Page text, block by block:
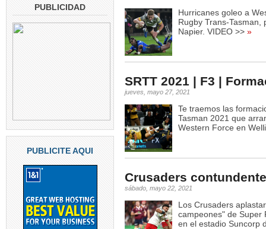
PUBLICIDAD
PUBLICITE AQUI
Hurricanes goleo a
Rugby Trans-
Napier. VIDEO >> »
SRTT 2021 | F3 |
jueves, mayo 27, 2021
Te traemos las
Tasman 2021 que
Western Force en
Crusaders
sábado, mayo 22, 2021
Los Crusaders
campeones" de Super
en el estadio Suncorp